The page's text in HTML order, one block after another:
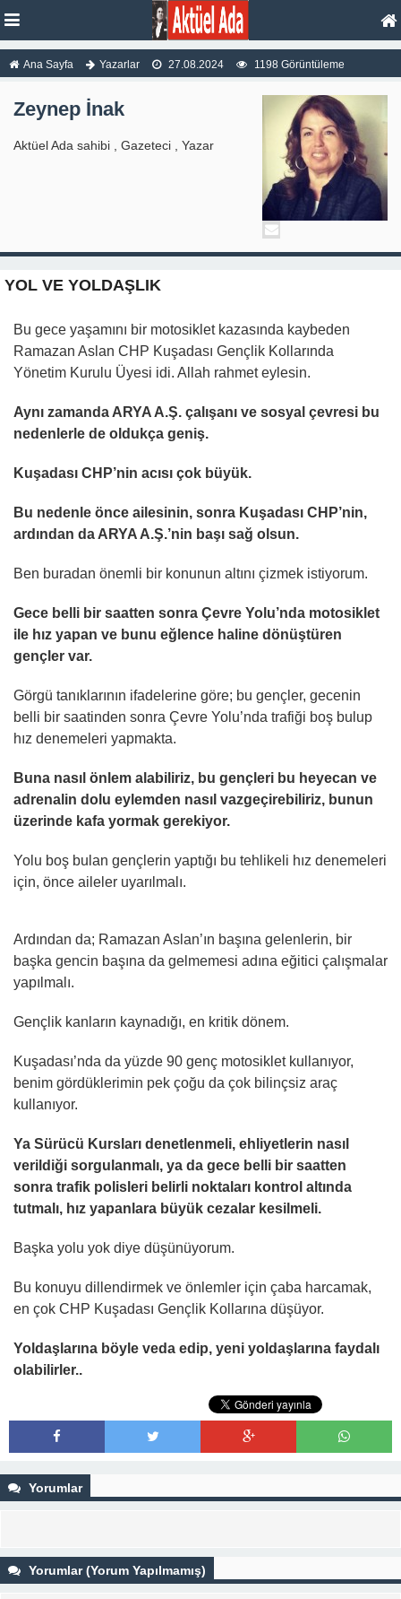
Ana Sayfa Yazarlar 27.08.2024 1198 Görüntüleme
Zeynep İnak
Aktüel Ada sahibi , Gazeteci , Yazar
YOL VE YOLDAŞLIK
Bu gece yaşamını bir motosiklet kazasında kaybeden
Ramazan Aslan CHP Kuşadası Gençlik Kollarında
Yönetim Kurulu Üyesi idi. Allah rahmet eylesin.
Aynı zamanda ARYA A.Ş. çalışanı ve sosyal çevresi bu
nedenlerle de oldukça geniş.
Kuşadası CHP’nin acısı çok büyük.
Bu nedenle önce ailesinin, sonra Kuşadası CHP’nin,
ardından da ARYA A.Ş.’nin başı sağ olsun.
Ben buradan önemli bir konunun altını çizmek istiyorum.
Gece belli bir saatten sonra Çevre Yolu’nda motosiklet
ile hız yapan ve bunu eğlence haline dönüştüren
gençler var.
Görgü tanıklarının ifadelerine göre; bu gençler, gecenin
belli bir saatinden sonra Çevre Yolu’nda trafiği boş bulup
hız denemeleri yapmakta.
Buna nasıl önlem alabiliriz, bu gençleri bu heyecan ve
adrenalin dolu eylemden nasıl vazgeçirebiliriz, bunun
üzerinde kafa yormak gerekiyor.
Yolu boş bulan gençlerin yaptığı bu tehlikeli hız denemeleri
için, önce aileler uyarılmalı.
Ardından da; Ramazan Aslan’ın başına gelenlerin, bir
başka gencin başına da gelmemesi adına eğitici çalışmalar
yapılmalı.
Gençlik kanların kaynadığı, en kritik dönem.
Kuşadası’nda da yüzde 90 genç motosiklet kullanıyor,
benim gördüklerimin pek çoğu da çok bilinçsiz araç
kullanıyor.
Ya Sürücü Kursları denetlenmeli, ehliyetlerin nasıl
verildiği sorgulanmalı, ya da gece belli bir saatten
sonra trafik polisleri belirli noktaları kontrol altında
tutmalı, hız yapanlara büyük cezalar kesilmeli.
Başka yolu yok diye düşünüyorum.
Bu konuyu dillendirmek ve önlemler için çaba harcamak,
en çok CHP Kuşadası Gençlik Kollarına düşüyor.
Yoldaşlarına böyle veda edip, yeni yoldaşlarına faydalı
olabilirler..
Yorumlar
Yorumlar (Yorum Yapılmamış)